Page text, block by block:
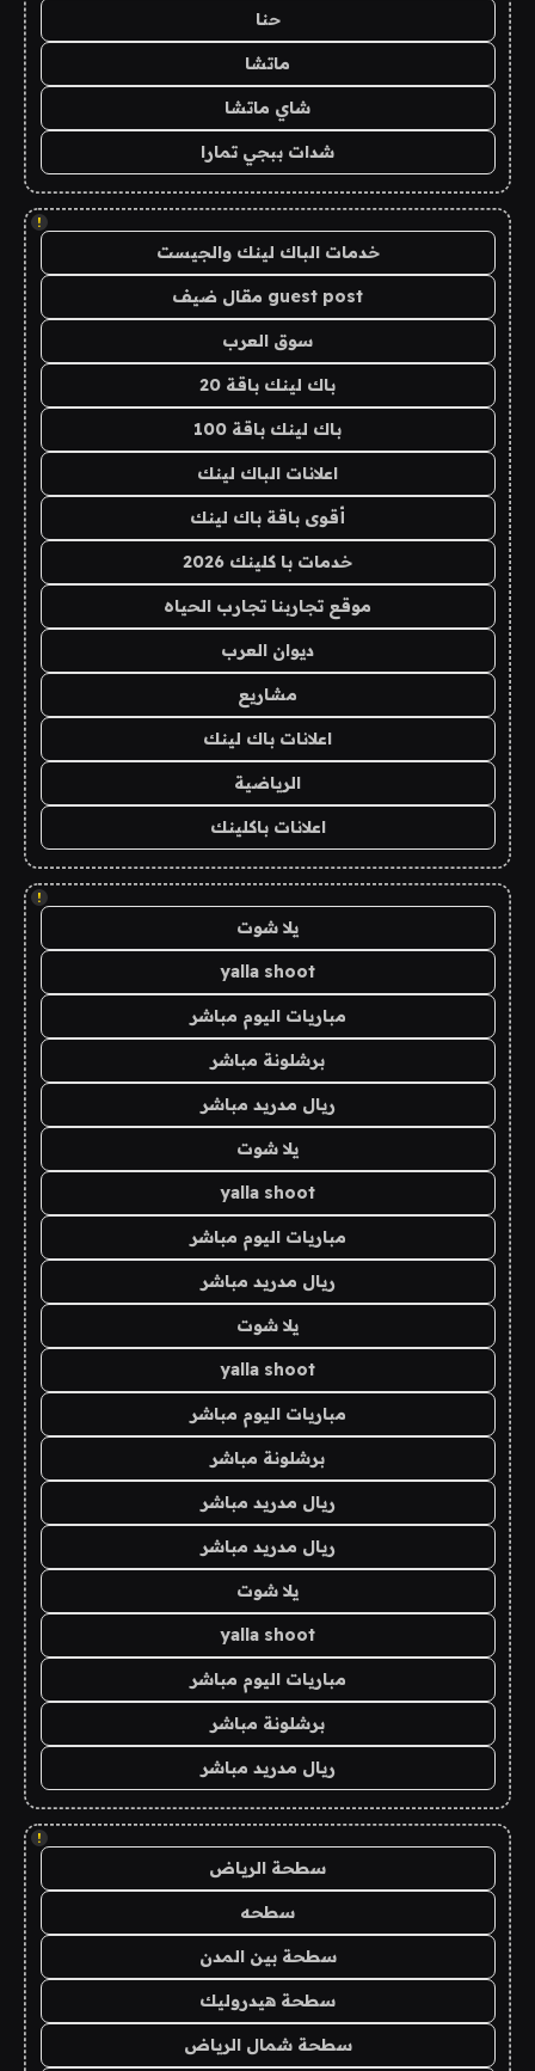
حنا
ماتشا
شاي ماتشا
شدات ببجي تمارا
!
خدمات الباك لينك والجيست
guest post مقال ضيف
سوق العرب
باك لينك باقة 20
باك لينك باقة 100
اعلانات الباك لينك
أقوى باقة باك لينك
خدمات با كلينك 2026
موقع تجاربنا تجارب الحياه
ديوان العرب
مشاريع
اعلانات باك لينك
الرياضية
اعلانات باكلينك
!
يلا شوت
yalla shoot
مباريات اليوم مباشر
برشلونة مباشر
ريال مدريد مباشر
يلا شوت
yalla shoot
مباريات اليوم مباشر
ريال مدريد مباشر
يلا شوت
yalla shoot
مباريات اليوم مباشر
برشلونة مباشر
ريال مدريد مباشر
ريال مدريد مباشر
يلا شوت
yalla shoot
مباريات اليوم مباشر
برشلونة مباشر
ريال مدريد مباشر
!
سطحة الرياض
سطحه
سطحة بين المدن
سطحة هيدروليك
سطحة شمال الرياض